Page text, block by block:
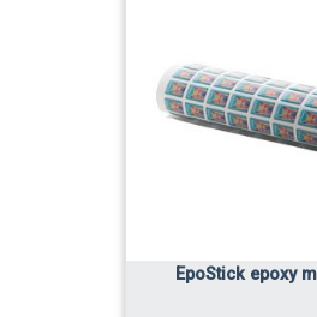
EpoStick epoxy